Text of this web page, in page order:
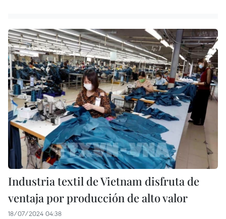
Industria textil de Vietnam disfruta de
ventaja por producción de alto valor
18/07/2024 04:38